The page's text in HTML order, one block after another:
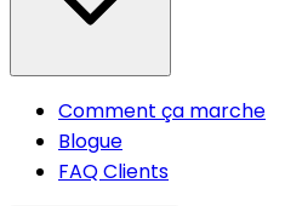
Comment ça marche
Blogue
FAQ Clients